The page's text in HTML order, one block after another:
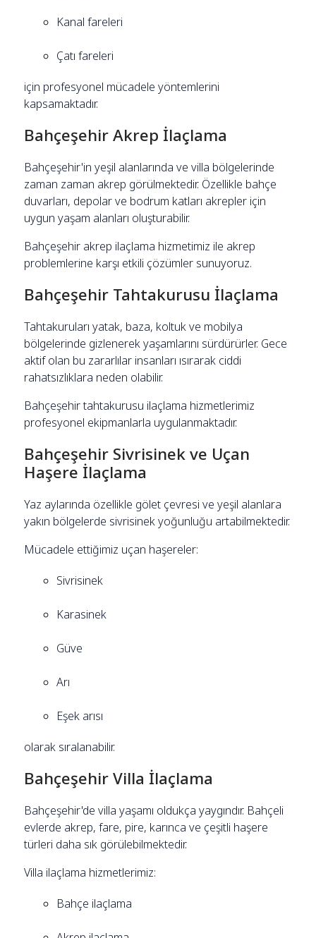
Kanal fareleri
Çatı fareleri
için profesyonel mücadele yöntemlerini
kapsamaktadır.
Bahçeşehir Akrep İlaçlama
Bahçeşehir'in yeşil alanlarında ve villa bölgelerinde
zaman zaman akrep görülmektedir. Özellikle bahçe
duvarları, depolar ve bodrum katları akrepler için
uygun yaşam alanları oluşturabilir.
Bahçeşehir akrep ilaçlama hizmetimiz ile akrep
problemlerine karşı etkili çözümler sunuyoruz.
Bahçeşehir Tahtakurusu İlaçlama
Tahtakuruları yatak, baza, koltuk ve mobilya
bölgelerinde gizlenerek yaşamlarını sürdürürler. Gece
aktif olan bu zararlılar insanları ısırarak ciddi
rahatsızlıklara neden olabilir.
Bahçeşehir tahtakurusu ilaçlama hizmetlerimiz
profesyonel ekipmanlarla uygulanmaktadır.
Bahçeşehir Sivrisinek ve Uçan
Haşere İlaçlama
Yaz aylarında özellikle gölet çevresi ve yeşil alanlara
yakın bölgelerde sivrisinek yoğunluğu artabilmektedir.
Mücadele ettiğimiz uçan haşereler:
Sivrisinek
Karasinek
Güve
Arı
Eşek arısı
olarak sıralanabilir.
Bahçeşehir Villa İlaçlama
Bahçeşehir'de villa yaşamı oldukça yaygındır. Bahçeli
evlerde akrep, fare, pire, karınca ve çeşitli haşere
türleri daha sık görülebilmektedir.
Villa ilaçlama hizmetlerimiz:
Bahçe ilaçlama